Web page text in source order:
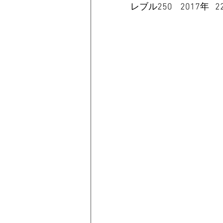
レブル250    2017年